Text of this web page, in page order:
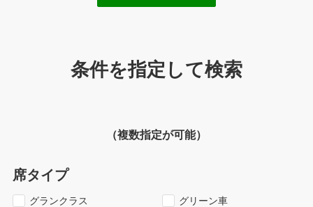
条件を指定して検索
（複数指定が可能）
席タイプ
グランクラス グリーン車